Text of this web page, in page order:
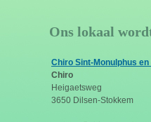
Ons lokaal
Chiro Sint-Monulphus en
Chiro
Heigaetsweg
3650 Dilsen-Stokkem